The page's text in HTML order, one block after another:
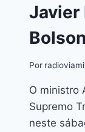
Por
O ministro
Supremo
neste